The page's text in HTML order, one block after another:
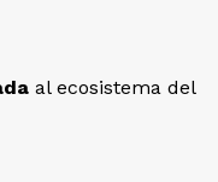
al ecosistema del